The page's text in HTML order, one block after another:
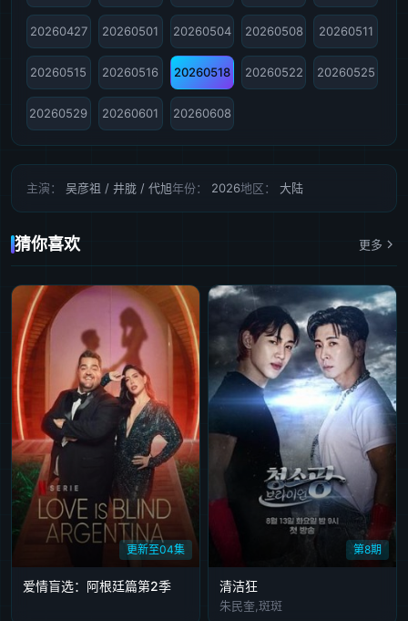
20260427 20260501 20260504 20260508 20260511
20260515 20260516 20260518 20260522 20260525
20260529 20260601 20260608
主演： 吴彦祖 / 井胧 / 代旭年份： 2026地区： 大陆
猜你喜欢 更多
更新至04集
爱情盲选：阿根廷篇第2季
第8期
清洁狂
朱民奎,斑斑